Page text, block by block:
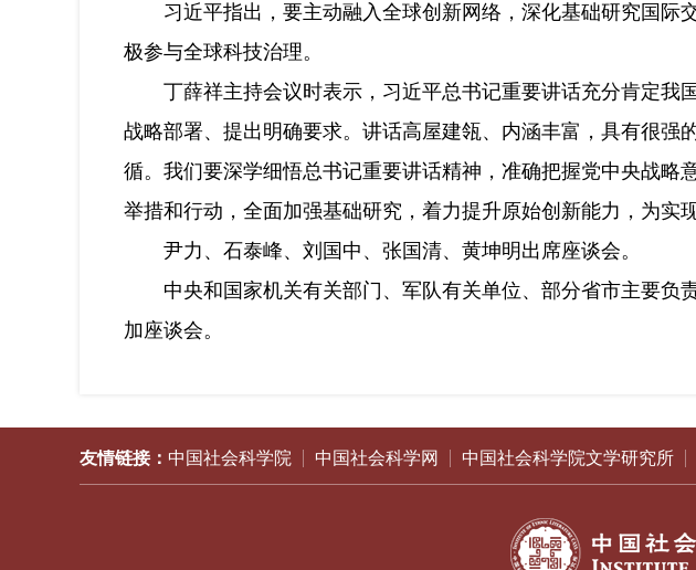
习近平指出，要主动融入全球创新网络，深化基础研究国际
极参与全球科技治理。
丁薛祥主持会议时表示，习近平总书记重要讲话充分肯定我
战略部署、提出明确要求。讲话高屋建瓴、内涵丰富，具有很
循。我们要深学细悟总书记重要讲话精神，准确把握党中央战
举措和行动，全面加强基础研究，着力提升原始创新能力，为实
尹力、石泰峰、刘国中、张国清、黄坤明出席座谈会。
中央和国家机关有关部门、军队有关单位、部分省市主要负
加座谈会。
友情链接： 中国社会科学院 中国社会科学网 中国社会科学院文学研究所